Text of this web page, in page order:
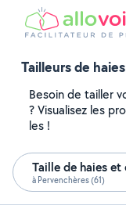
Tailleurs de
Besoin de tailler
? Visualisez les
les !
Taille de haies et
à Pervenchères (61)